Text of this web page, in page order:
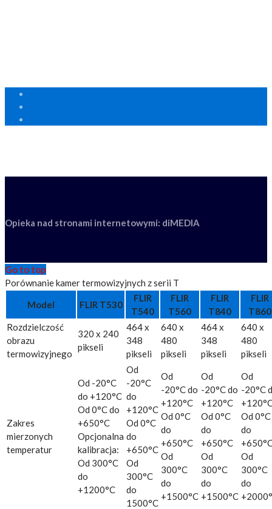
Opieka nad stronami internetowymi: diMEDIA
Go to top
Porównanie kamer termowizyjnych z serii T
Model
FLIR T530
FLIR
T540
FLIR
T560
FLIR
T840
FLIR
T860
Rozdzielczość
obrazu
termowizyjnego
320 x 240
pikseli
464 x
348
pikseli
640 x
480
pikseli
464 x
348
pikseli
640 x
480
pikseli
Zakres
mierzonych
temperatur
Od -20°C
do +120°C
Od 0°C do
+650°C
Opcjonalna
kalibracja:
Od 300°C
do
+1200°C
Od
-20°C
do
+120°C
Od 0°C
do
+650°C
Od
300°C
do
1500°C
Od
-20°C do
+120°C
Od 0°C
do
+650°C
Od
300°C
do
+1500°C
Od
-20°C do
+120°C
Od 0°C
do
+650°C
Od
300°C
do
+1500°C
Od
-20°C
Od 0°C
do
Od
300°C
do